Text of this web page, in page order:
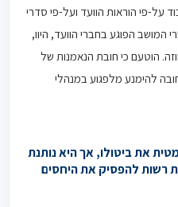
על-פי הוראות הוועד ועל-פי סדרי
המושב הפוגע בחברי הוועד, היוו,
הוטעם כי חובת הנאמנות של
להימנע מלפגוע במנהלי
את ביטולו, אך היא נותנת
רשות להפסיק את היחסים